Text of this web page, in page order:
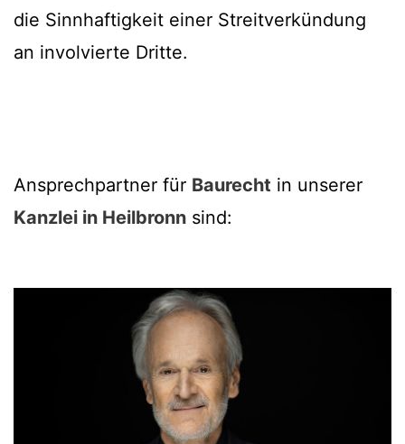
die Sinnhaftigkeit einer Streitverkündung
an involvierte Dritte.
Ansprechpartner für Baurecht in unserer
Kanzlei in Heilbronn sind: